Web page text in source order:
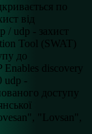
по
від
/ udp - захист
Tool (SWAT)
до
discovery
udp -
доступу
"Lovsan",